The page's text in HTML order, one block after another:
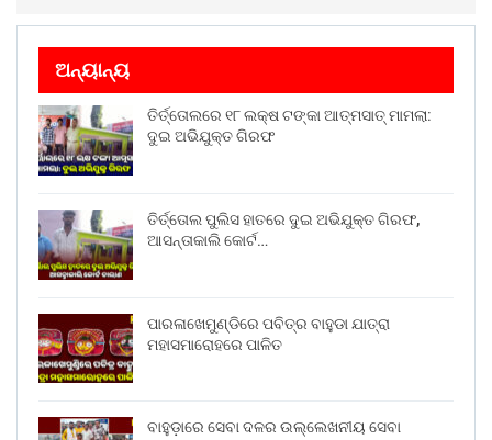
ଅନ୍ୟାନ୍ୟ
ତିର୍ତ୍ତୋଲରେ ୧୮ ଲକ୍ଷ ଟଙ୍କା ଆତ୍ମସାତ୍ ମାମଲା:
ଦୁଇ ଅଭିଯୁକ୍ତ ଗିରଫ
ତିର୍ତ୍ତୋଲ ପୁଲିସ ହାତରେ ଦୁଇ ଅଭିଯୁକ୍ତ ଗିରଫ,
ଆସନ୍ତାକାଲି କୋର୍ଟ…
ପାରଳାଖେମୁଣ୍ଡିରେ ପବିତ୍ର ବାହୁଡା ଯାତ୍ରା
ମହାସମାରୋହରେ ପାଳିତ
ବାହୁଡ଼ାରେ ସେବା ଦଳର ଉଲ୍ଲେଖନୀୟ ସେବା